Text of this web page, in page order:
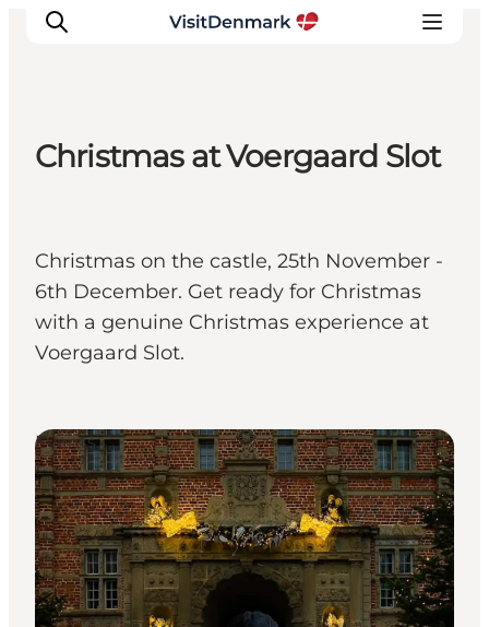
Quoi faire
Hébergements
Planifiez votre voyage
Christmas at Voergaard Slot
Christmas on the castle, 25th November -
6th December. Get ready for Christmas
with a genuine Christmas experience at
Voergaard Slot.
Events